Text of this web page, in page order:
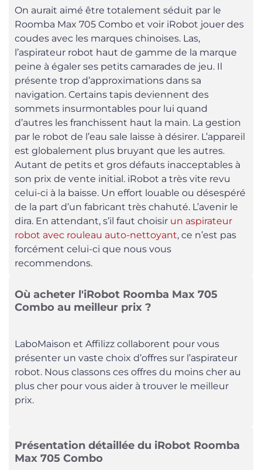
On aurait aimé être totalement séduit par le
Roomba Max 705 Combo et voir iRobot jouer des
coudes avec les marques chinoises. Las,
l’aspirateur robot haut de gamme de la marque
peine à égaler ses petits camarades de jeu. Il
présente trop d’approximations dans sa
navigation. Certains tapis deviennent des
sommets insurmontables pour lui quand
d’autres les franchissent haut la main. La gestion
par le robot de l’eau sale laisse à désirer. L’appareil
est globalement plus bruyant que les autres.
Autant de petits et gros défauts inacceptables à
son prix de vente initial. iRobot a très vite revu
celui-ci à la baisse. Un effort louable ou désespéré
de la part d’un fabricant très chahuté. L’avenir le
dira. En attendant, s’il faut choisir un aspirateur
robot avec rouleau auto-nettoyant, ce n’est pas
forcément celui-ci que nous vous
recommendons.
Où acheter l'iRobot Roomba Max 705
Combo au meilleur prix ?
LaboMaison et Affilizz collaborent pour vous
présenter un vaste choix d’offres sur l’aspirateur
robot. Nous classons ces offres du moins cher au
plus cher pour vous aider à trouver le meilleur
prix.
Présentation détaillée du iRobot Roomba
Max 705 Combo